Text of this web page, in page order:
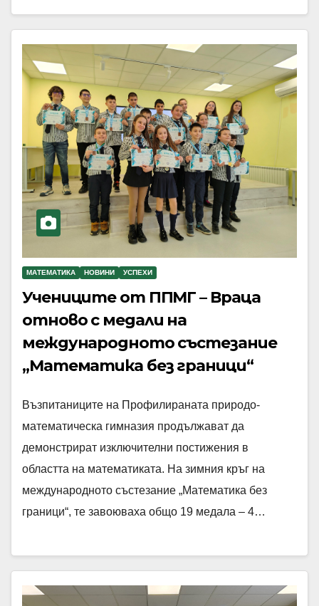
МАТЕМАТИКА НОВИНИ УСПЕХИ
Учениците от ППМГ – Враца
отново с медали на
международното състезание
„Математика без граници“
Възпитаниците на Профилираната природо-
математическа гимназия продължават да
демонстрират изключителни постижения в
областта на математиката. На зимния кръг на
международното състезание „Математика без
граници“, те завоюваха общо 19 медала – 4…